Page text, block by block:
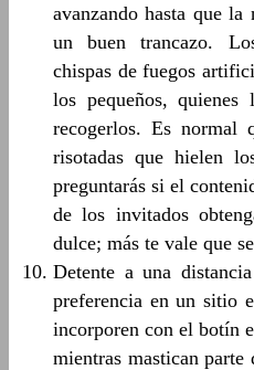
avanzando hasta que
un buen trancazo.
chispas de fuegos
los pequeños,
recogerlos. Es normal
risotadas que hielen
preguntarás si el
de los invitados
dulce; más te vale que
Detente a una
preferencia en un sitio
incorporen con el botín
mientras mastican parte